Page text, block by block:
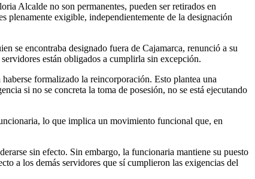
Alcalde no son permanentes, pueden ser retirados en
plenamente exigible, independientemente de la designación
se encontraba designado fuera de Cajamarca, renunció a su
están obligados a cumplirla sin excepción.
formalizado la reincorporación. Esto plantea una
si no se concreta la toma de posesión, no se está ejecutando
lo que implica un movimiento funcional que, en
sin efecto. Sin embargo, la funcionaria mantiene su puesto
a los demás servidores que sí cumplieron las exigencias del